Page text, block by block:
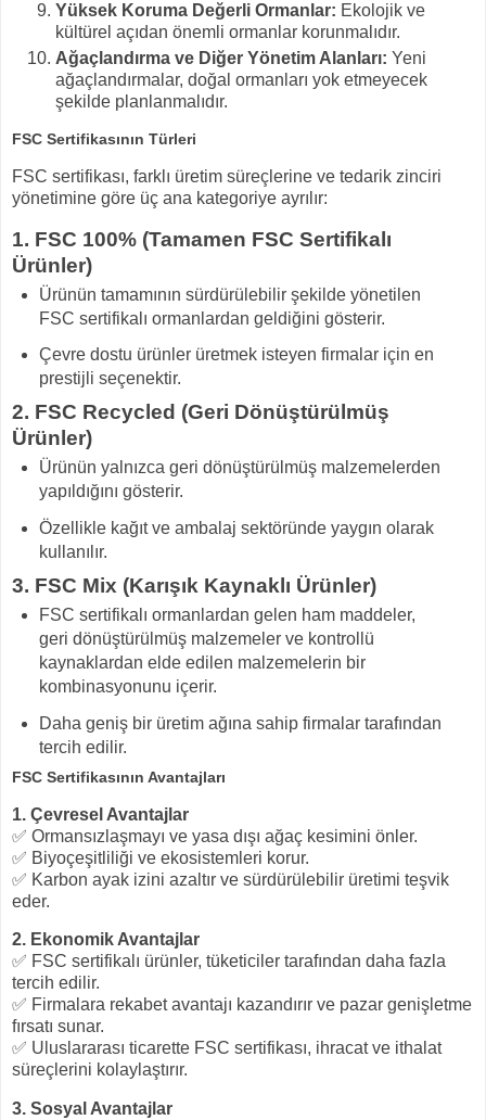
Yüksek Koruma Değerli Ormanlar: Ekolojik ve
kültürel açıdan önemli ormanlar korunmalıdır.
Ağaçlandırma ve Diğer Yönetim Alanları: Yeni
ağaçlandırmalar, doğal ormanları yok etmeyecek
şekilde planlanmalıdır.
FSC Sertifikasının Türleri
FSC sertifikası, farklı üretim süreçlerine ve tedarik zinciri
yönetimine göre üç ana kategoriye ayrılır:
1. FSC 100% (Tamamen FSC Sertifikalı
Ürünler)
Ürünün tamamının sürdürülebilir şekilde yönetilen
FSC sertifikalı ormanlardan geldiğini gösterir.
Çevre dostu ürünler üretmek isteyen firmalar için en
prestijli seçenektir.
2. FSC Recycled (Geri Dönüştürülmüş
Ürünler)
Ürünün yalnızca geri dönüştürülmüş malzemelerden
yapıldığını gösterir.
Özellikle kağıt ve ambalaj sektöründe yaygın olarak
kullanılır.
3. FSC Mix (Karışık Kaynaklı Ürünler)
FSC sertifikalı ormanlardan gelen ham maddeler,
geri dönüştürülmüş malzemeler ve kontrollü
kaynaklardan elde edilen malzemelerin bir
kombinasyonunu içerir.
Daha geniş bir üretim ağına sahip firmalar tarafından
tercih edilir.
FSC Sertifikasının Avantajları
1. Çevresel Avantajlar
✅ Ormansızlaşmayı ve yasa dışı ağaç kesimini önler.
✅ Biyoçeşitliliği ve ekosistemleri korur.
✅ Karbon ayak izini azaltır ve sürdürülebilir üretimi teşvik
eder.
2. Ekonomik Avantajlar
✅ FSC sertifikalı ürünler, tüketiciler tarafından daha fazla
tercih edilir.
✅ Firmalara rekabet avantajı kazandırır ve pazar genişletme
fırsatı sunar.
✅ Uluslararası ticarette FSC sertifikası, ihracat ve ithalat
süreçlerini kolaylaştırır.
3. Sosyal Avantajlar